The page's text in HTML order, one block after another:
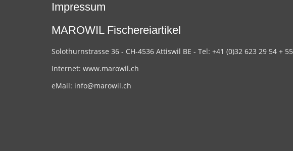
Impressum
MAROWIL Fischereiartikel
Solothurnstrasse 36 - CH-4536 Attiswil BE - Tel: +41 (0)32 623 29 54 + 55
Internet: www.marowil.ch
eMail: info@marowil.ch